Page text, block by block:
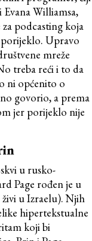
Evana Williamsa,
podcasting koja
porijeklo. Upravo
mreže
treba reći i to da
ni općenito o
govorio, a prema
jer porijeklo nije
u rusko-
Page rođen je u
u Izraelu). Njih
hipertekstualne
koji bi